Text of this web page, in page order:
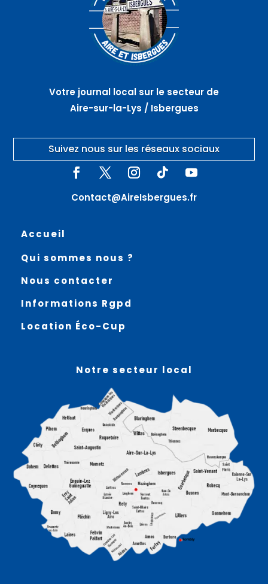
Votre journal local sur le secteur de
Aire-sur-la-Lys / Isbergues
Suivez nous sur les réseaux sociaux
Contact@AireIsbergues.fr
Accueil
Qui sommes nous ?
Nous contacter
Informations Rgpd
Location Éco-Cup
Notre secteur local